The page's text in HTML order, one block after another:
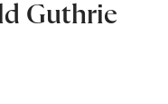
Guthrie